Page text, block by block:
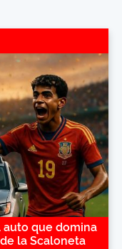
auto que domina
la Scaloneta